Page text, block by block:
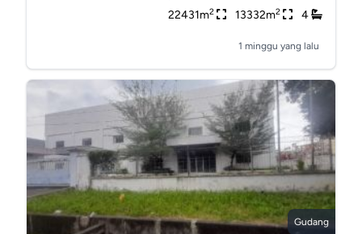
22431m2 13332m2 4
1 minggu yang lalu
Gudang